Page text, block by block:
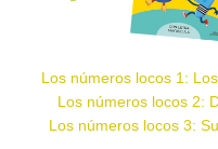
Los números locos 1:
Los números locos 2:
Los números locos 3: